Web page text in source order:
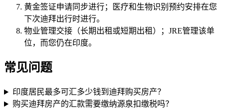
黄金签证申请同步进行；医疗和生物识别预约安排在您
下次迪拜出行时进行。
物业管理交接（长期出租或短期出租）；JRE管理该单
位，而您仍在印度。
常见问题
印度居民最多可汇多少钱到迪拜购买房产？
购买迪拜房产的汇款需要缴纳源泉扣缴税吗？